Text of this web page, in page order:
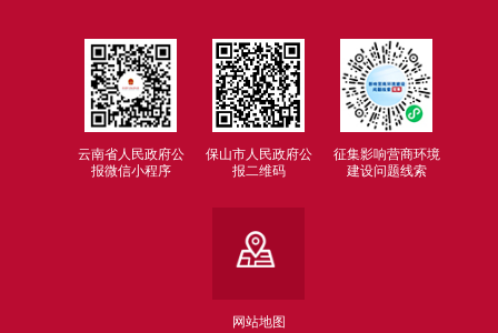
云南省人民政府公
报微信小程序
保山市人民政府公
报二维码
征集影响营商环境
建设问题线索
网站地图